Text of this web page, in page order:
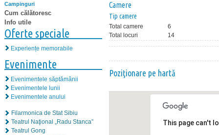
Campinguri
Cum călătoresc
Info utile
Oferte speciale
Experiențe memorabile
Evenimente
Evenimentele săptămânii
Evenimentele lunii
Evenimentele anului
Filarmonica de Stat Sibiu
Teatrul Naţional „Radu Stanca”
Teatrul Gong
Camere
Tip camere
Total camere
6
Total locuri
14
Poziţionare pe hartă
This page can't